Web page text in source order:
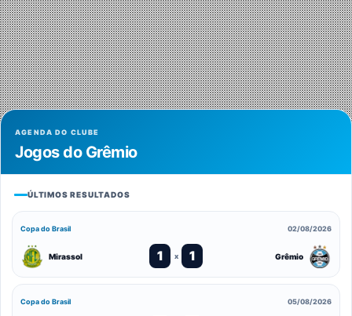
AGENDA DO CLUBE
Jogos do Grêmio
ÚLTIMOS RESULTADOS
Copa do Brasil 02/08/2026
Mirassol 1 x 1 Grêmio
Copa do Brasil 05/08/2026